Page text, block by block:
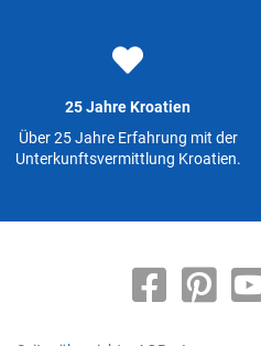
25 Jahre Kroatien
Über 25 Jahre Erfahrung mit der
Unterkunftsvermittlung Kroatien.